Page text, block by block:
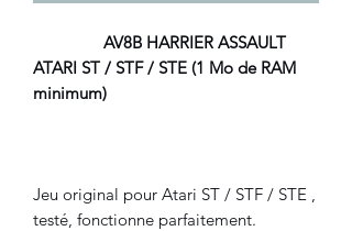
AV8B HARRIER ASSAULT
ATARI ST / STF / STE (1 Mo de RAM
minimum)
Jeu original pour Atari ST / STF / STE ,
testé, fonctionne parfaitement.